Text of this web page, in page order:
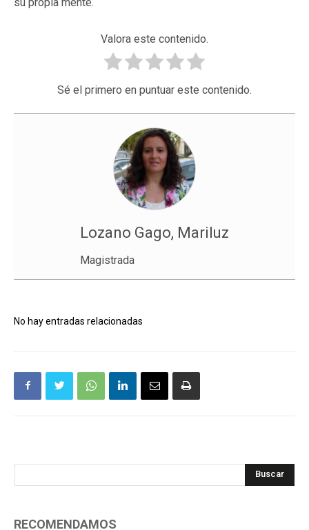
Valora este contenido.
Sé el primero en puntuar este contenido.
Lozano Gago, Mariluz
Magistrada
No hay entradas relacionadas
Buscar
RECOMENDAMOS